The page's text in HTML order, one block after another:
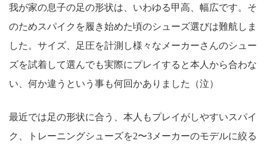
我が家の息子の足の形状は、いわゆる甲高、幅広です。そ
のためスパイクを履き始めた頃のシューズ選びは難航しま
した。サイズ、足圧を計測し様々なメーカーさんのシュー
ズを試着して選んでも実際にプレイすると本人から合わな
い、何か違うという事も何回かありました（泣）
最近では足の形状に合う、本人もプレイがしやすいスパイ
ク、トレーニングシューズを2〜3メーカーのモデルに絞る